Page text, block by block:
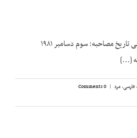
روایت‌کننده: دکتر علی امینی تاریخ مصاحبه: سوم دسامبر ۱۹۸۱
[...]
,فارسی,مرد |
0 Comments